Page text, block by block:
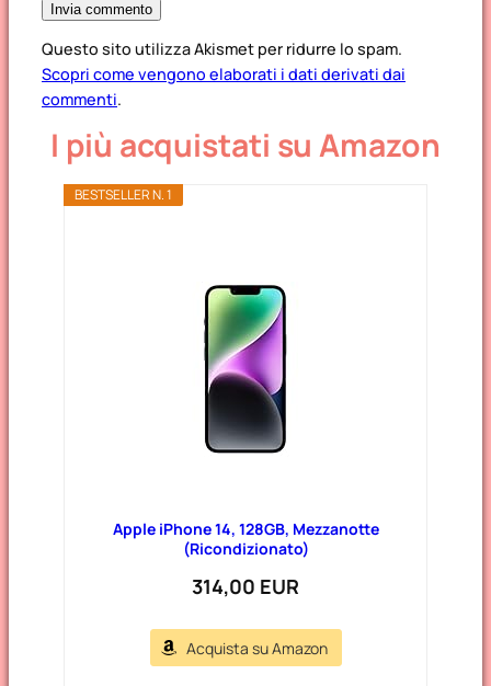
Questo sito utilizza Akismet per ridurre lo spam.
Scopri come vengono elaborati i dati derivati dai
commenti.
I più acquistati su Amazon
BESTSELLER N. 1
Apple iPhone 14, 128GB, Mezzanotte
(Ricondizionato)
314,00 EUR
Acquista su Amazon